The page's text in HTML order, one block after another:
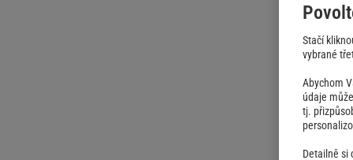
Stačí
vybrané
Abychom
údaje
tj.
Detailně si